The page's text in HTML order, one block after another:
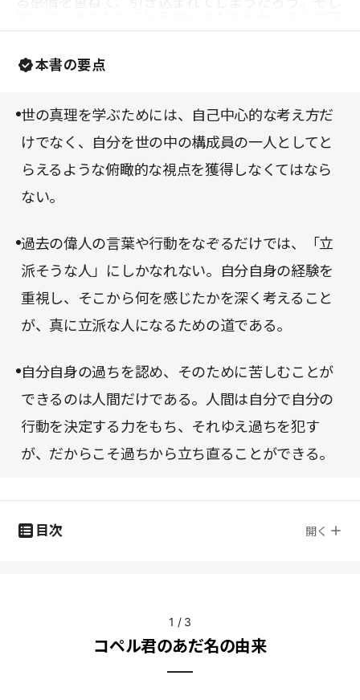
て、叔父さんの包容力と知性によって、心の学びを
新たにすることになるだろう。叔父さんは、コペル
激励する。そして、ときに生産関係の仕組みや万有
引力の法則も織り交ぜながら、人間のあるべき姿を
説く。そこには、人格者で知られる著者の人柄が存
分にうかがえる。
なりの答えを見つけてほしい。
本書の要点
世の真理を学ぶためには、自己中心的な考え方だ
けでなく、自分を世の中の構成員の一人としてと
らえるような俯瞰的な視点を獲得しなくてはなら
ない。
過去の偉人の言葉や行動をなぞるだけでは、「立
派そうな人」にしかなれない。自分自身の経験を
重視し、そこから何を感じたかを深く考えること
が、真に立派な人になるための道である。
自分自身の過ちを認め、そのために苦しむことが
できるのは人間だけである。人間は自分で自分の
行動を決定する力をもち、それゆえ過ちを犯す
が、だからこそ過ちから立ち直ることができる。
目次 開く
1 / 3
コペル君のあだ名の由来